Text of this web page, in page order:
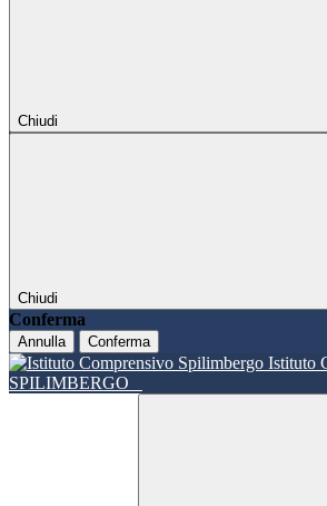
Chiudi
Chiudi
Conferma
Annulla Conferma
Istituto
SPILIMBERGO